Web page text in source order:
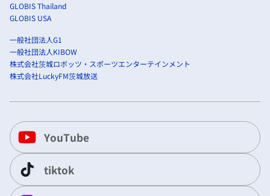
GLOBIS Thailand
GLOBIS USA
一般社団法人G1
一般社団法人KIBOW
株式会社茨城ロボッツ・スポーツエンターテインメント
株式会社LuckyFM茨城放送
YouTube
tiktok